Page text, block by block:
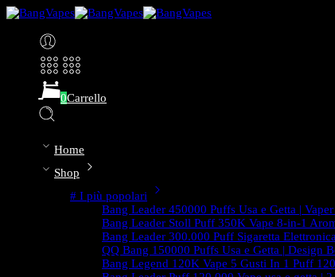
0Carrello
Home
Shop
# I più popolari
Bang Leader 450000 Puffs Usa e Getta |
Bang Leader Stoll Puff 350K Vape 8-in-1
Bang Leader 300.000 Puff Sigaretta
QQ Bang 150000 Puffs Usa e Getta | Design
Bang Legend 120K Vape 5 Gusti In 1 Puff